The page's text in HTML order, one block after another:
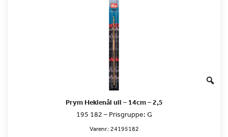
Prym Heklenål ull – 14cm – 2,5
195 182 – Prisgruppe: G
Varenr.:24195182